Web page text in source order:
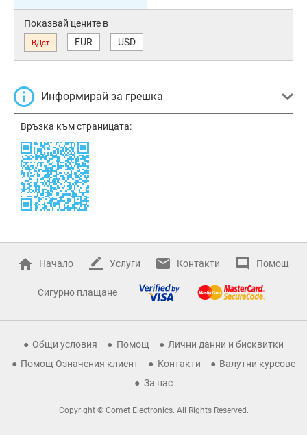
Показвай цените в
ВДст EUR USD
Информирай за грешка
Връзка към страницата:
Начало Услуги Контакти Помощ
Сигурно плащане
Общи условия Помощ
Лични данни и бисквитки
Помощ Означения клиент
Контакти
Валутни курсове
За нас
Copyright © Comet Electronics. All Rights Reserved.